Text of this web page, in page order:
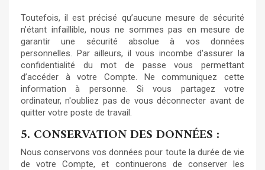
Toutefois, il est précisé qu’aucune mesure de sécurité
n’étant infaillible, nous ne sommes pas en mesure de
garantir une sécurité absolue à vos données
personnelles. Par ailleurs, il vous incombe d'assurer la
confidentialité du mot de passe vous permettant
d’accéder à votre Compte. Ne communiquez cette
information à personne. Si vous partagez votre
ordinateur, n'oubliez pas de vous déconnecter avant de
quitter votre poste de travail.
5. CONSERVATION DES DONNÉES :
Nous conservons vos données pour toute la durée de vie
de votre Compte, et continuerons de conserver les